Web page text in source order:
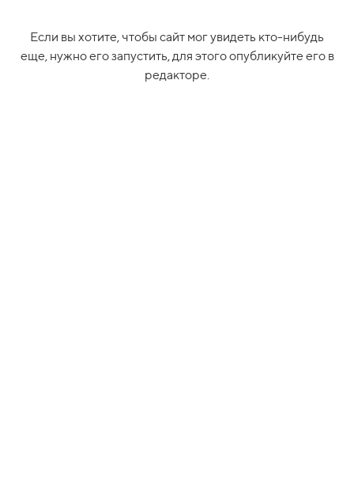
Если вы хотите, чтобы сайт мог увидеть кто-нибудь
еще, нужно его запустить, для этого опубликуйте его в
редакторе.